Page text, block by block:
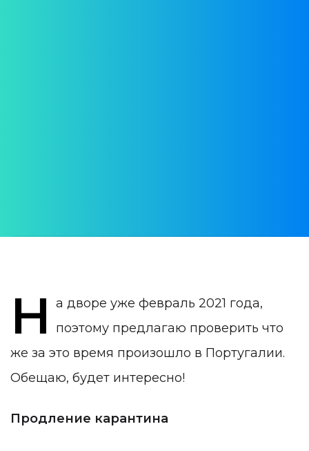
Н
а дворе уже февраль 2021 года,
поэтому предлагаю проверить что
же за это время произошло в Португалии.
Обещаю, будет интересно!
Продление карантина